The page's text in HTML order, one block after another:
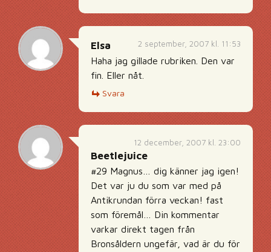
2 september, 2007 kl. 11:53
Elsa
Haha jag gillade rubriken. Den var
fin. Eller nåt.
Svara
12 december, 2007 kl. 23:00
Beetlejuice
#29 Magnus… dig känner jag igen!
Det var ju du som var med på
Antikrundan förra veckan! fast
som föremål… Din kommentar
varkar direkt tagen från
Bronsåldern ungefär, vad är du för